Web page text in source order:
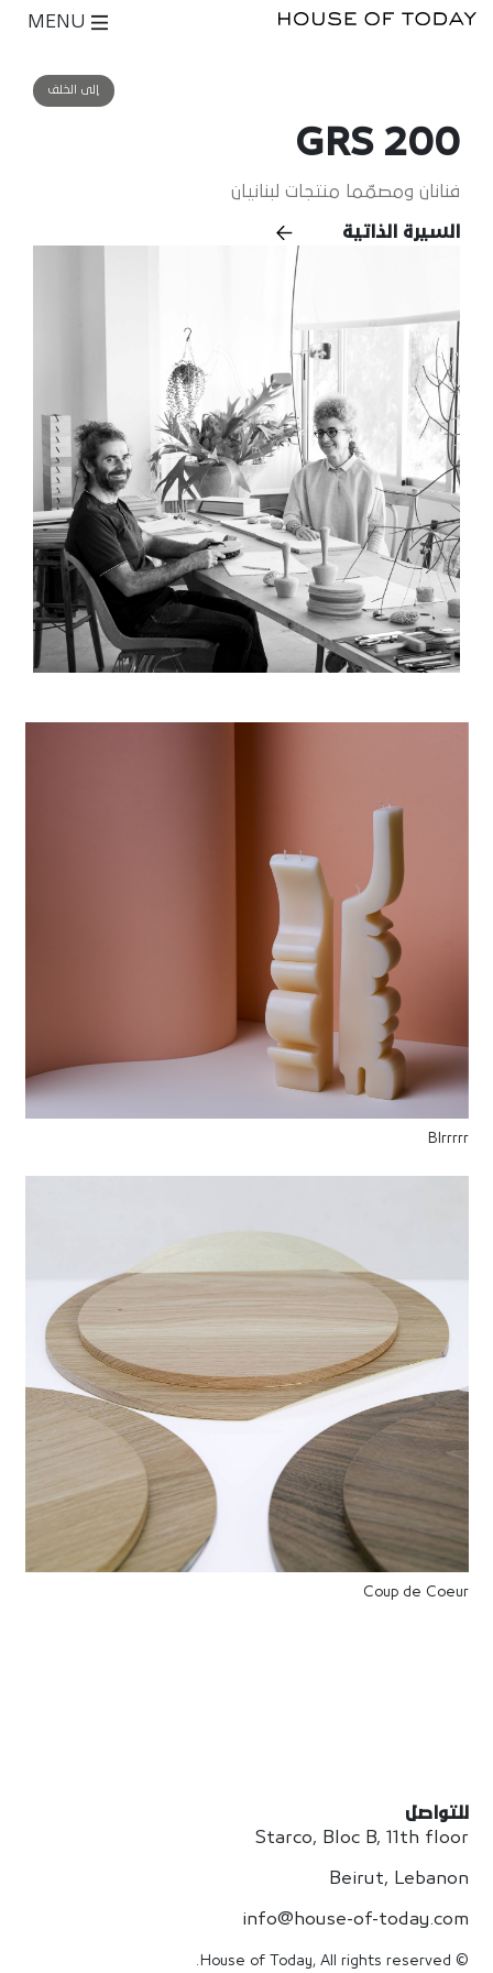
إلى الخلف
200 GRS
فنانان ومصمّما منتجات لبنانيان
السيرة الذاتية
Blrrrrr
Coup de Coeur
للتواصل
Starco, Bloc B, 11th floor
Beirut, Lebanon
info@house-of-today.com
© House of Today, All rights reserved.